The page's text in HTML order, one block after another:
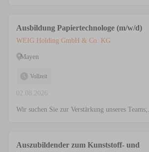
Ausbildung Papiertechnologe (m/w/d)
WEIG Holding GmbH & Co. KG
Mayen
Vollzeit
02.08.2026
Wir suchen Sie zur Verstärkung unseres
Auszubildender zum Kunststoff- und